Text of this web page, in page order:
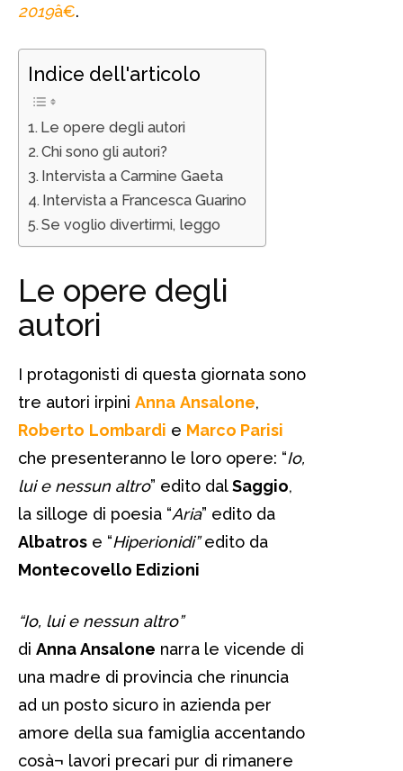
2019â€.
Indice dell'articolo
Le opere degli autori
Chi sono gli autori?
Intervista a Carmine Gaeta
Intervista a Francesca Guarino
Se voglio divertirmi, leggo
Le opere degli
autori
I protagonisti di questa giornata sono
tre autori irpini Anna Ansalone,
Roberto Lombardi e Marco Parisi
che presenteranno le loro opere: “Io,
lui e nessun altro” edito dalSaggio,
la silloge di poesia “Aria” edito da
Albatros e “Hiperionidi”edito da
Montecovello Edizioni
“Io, lui e nessun altro”
di Anna Ansalone narra le vicende di
una madre di provincia che rinuncia
ad un posto sicuro in azienda per
amore della sua famiglia accentando
cosà¬ lavori precari pur di rimanere